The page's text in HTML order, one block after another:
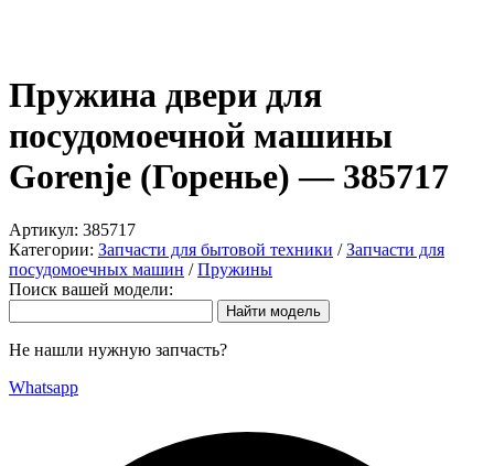
Пружина двери для
посудомоечной машины
Gorenje (Горенье) — 385717
Артикул: 385717
Категории: Запчасти для бытовой техники /Запчасти для
посудомоечных машин /Пружины
Поиск вашей модели:
Не нашли нужную запчасть?
Whatsapp